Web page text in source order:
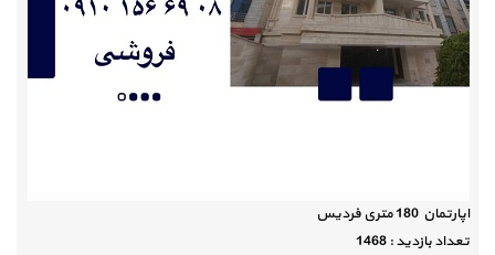
اپارتمان 180 متری فردیس
تعداد بازديد :1468